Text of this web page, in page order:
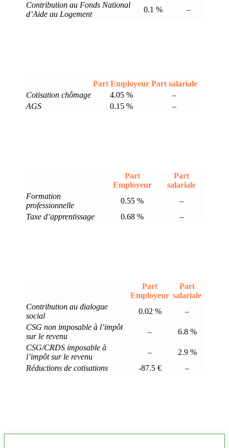
Contribution au Fonds National
d’Aide au Logement
0.1 % –
Part Employeur Part salariale
Cotisation chômage
4.05 %
–
AGS
0.15 % –
Part
Employeur
Part
salariale
Formation
professionnelle
0.55 %
–
Taxe d’apprentissage
0.68 % –
Part
Employeur
Part
salariale
Contribution au dialogue
social
0.02 %
–
CSG non imposable à l’impôt
sur le revenu
–
6.8 %
CSG/CRDS imposable à
l’impôt sur le revenu
–
2.9 %
Réductions de cotisations
-87.5 € –